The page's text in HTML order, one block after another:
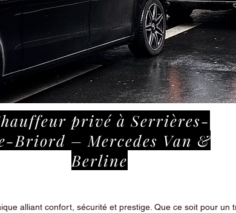
privé à Serrières-
Briord – Mercedes Van &
Berline
alliant confort, sécurité et prestige. Que ce soit pour un